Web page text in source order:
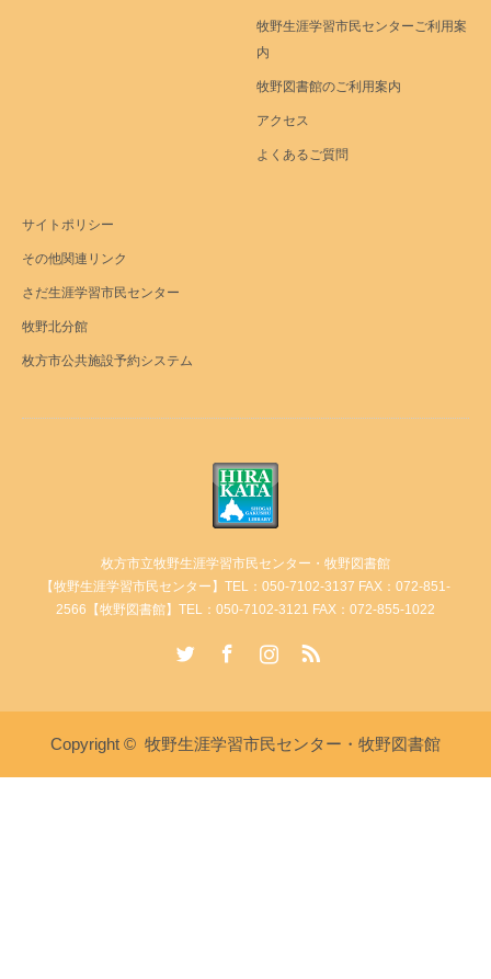
牧野生涯学習市民センターご利用案
内
牧野図書館のご利用案内
アクセス
よくあるご質問
サイトポリシー
その他関連リンク
さだ生涯学習市民センター
牧野北分館
枚方市公共施設予約システム
枚方市立牧野生涯学習市民センター・牧野図書館
【牧野生涯学習市民センター】TEL：050-7102-3137 FAX：072-851-
2566【牧野図書館】TEL：050-7102-3121 FAX：072-855-1022
Copyright © 牧野生涯学習市民センター・牧野図書館